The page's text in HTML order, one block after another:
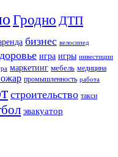
Гродно ДТП
бизнес велосипед
игра игры инвестиции
маркетинг мебель медицина
промышленность работа
строительство такси
эвакуатор